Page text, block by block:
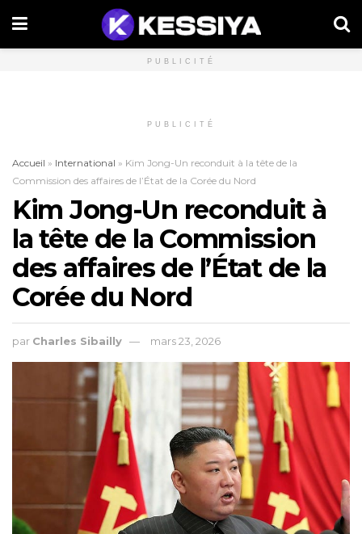
PUBLICITÉ
PUBLICITÉ
Accueil » International » Kim Jong-Un reconduit à la tête de la
Commission des affaires de l’État de la Corée du Nord
Kim Jong-Un reconduit à
la tête de la Commission
des affaires de l’État de la
Corée du Nord
par Charles Sibailly mars 23, 2026